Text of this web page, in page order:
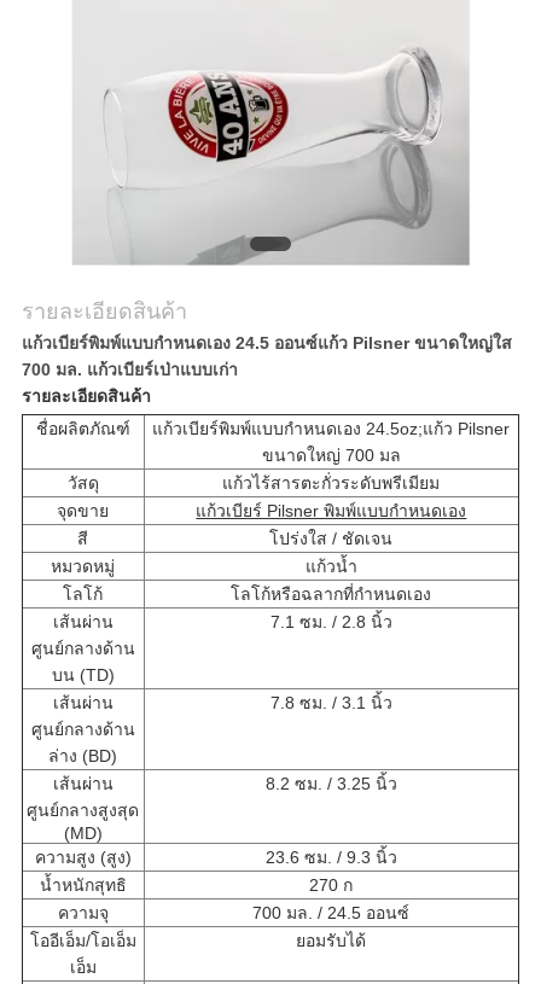
รายละเอียดสินค้า
แก้วเบียร์พิมพ์แบบกำหนดเอง 24.5 ออนซ์แก้ว Pilsner ขนาดใหญ่ใส
700 มล. แก้วเบียร์เป่าแบบเก่า
รายละเอียดสินค้า
ชื่อผลิตภัณฑ์
แก้วเบียร์พิมพ์แบบกำหนดเอง 24.5oz;แก้ว Pilsner
ขนาดใหญ่ 700 มล
วัสดุ
แก้วไร้สารตะกั่วระดับพรีเมียม
จุดขาย
แก้วเบียร์ Pilsner พิมพ์แบบกำหนดเอง
สี
โปร่งใส / ชัดเจน
หมวดหมู่
แก้วน้ำ
โลโก้
โลโก้หรือฉลากที่กำหนดเอง
เส้นผ่าน
ศูนย์กลางด้าน
บน (TD)
7.1 ซม. / 2.8 นิ้ว
เส้นผ่าน
ศูนย์กลางด้าน
ล่าง (BD)
7.8 ซม. / 3.1 นิ้ว
เส้นผ่าน
ศูนย์กลางสูงสุด
(MD)
8.2 ซม. / 3.25 นิ้ว
ความสูง (สูง)
23.6 ซม. / 9.3 นิ้ว
น้ำหนักสุทธิ
270 ก
ความจุ
700 มล. / 24.5 ออนซ์
โออีเอ็ม/โอเอ็ม
เอ็ม
ยอมรับได้